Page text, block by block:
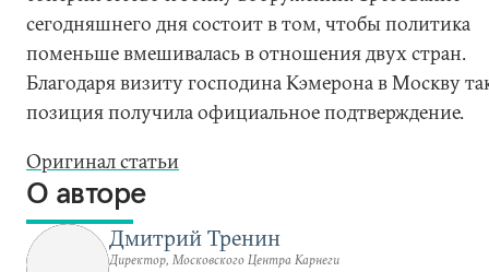
сегодняшнего дня состоит в том, чтобы политика
поменьше вмешивалась в отношения двух стран.
Благодаря визиту господина Кэмерона в Москву
позиция получила официальное подтверждение.
Оригинал статьи
О авторе
Дмитрий Тренин
Директор, Московского Центра Карнеги